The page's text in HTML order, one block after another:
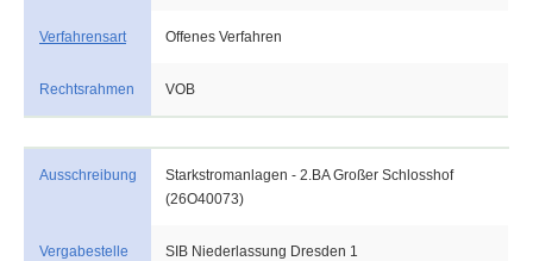
Verfahrensart Offenes Verfahren
Rechtsrahmen VOB
Ausschreibung
Starkstromanlagen - 2.BA Großer Schlosshof
(26O40073)
Vergabestelle SIB Niederlassung Dresden 1